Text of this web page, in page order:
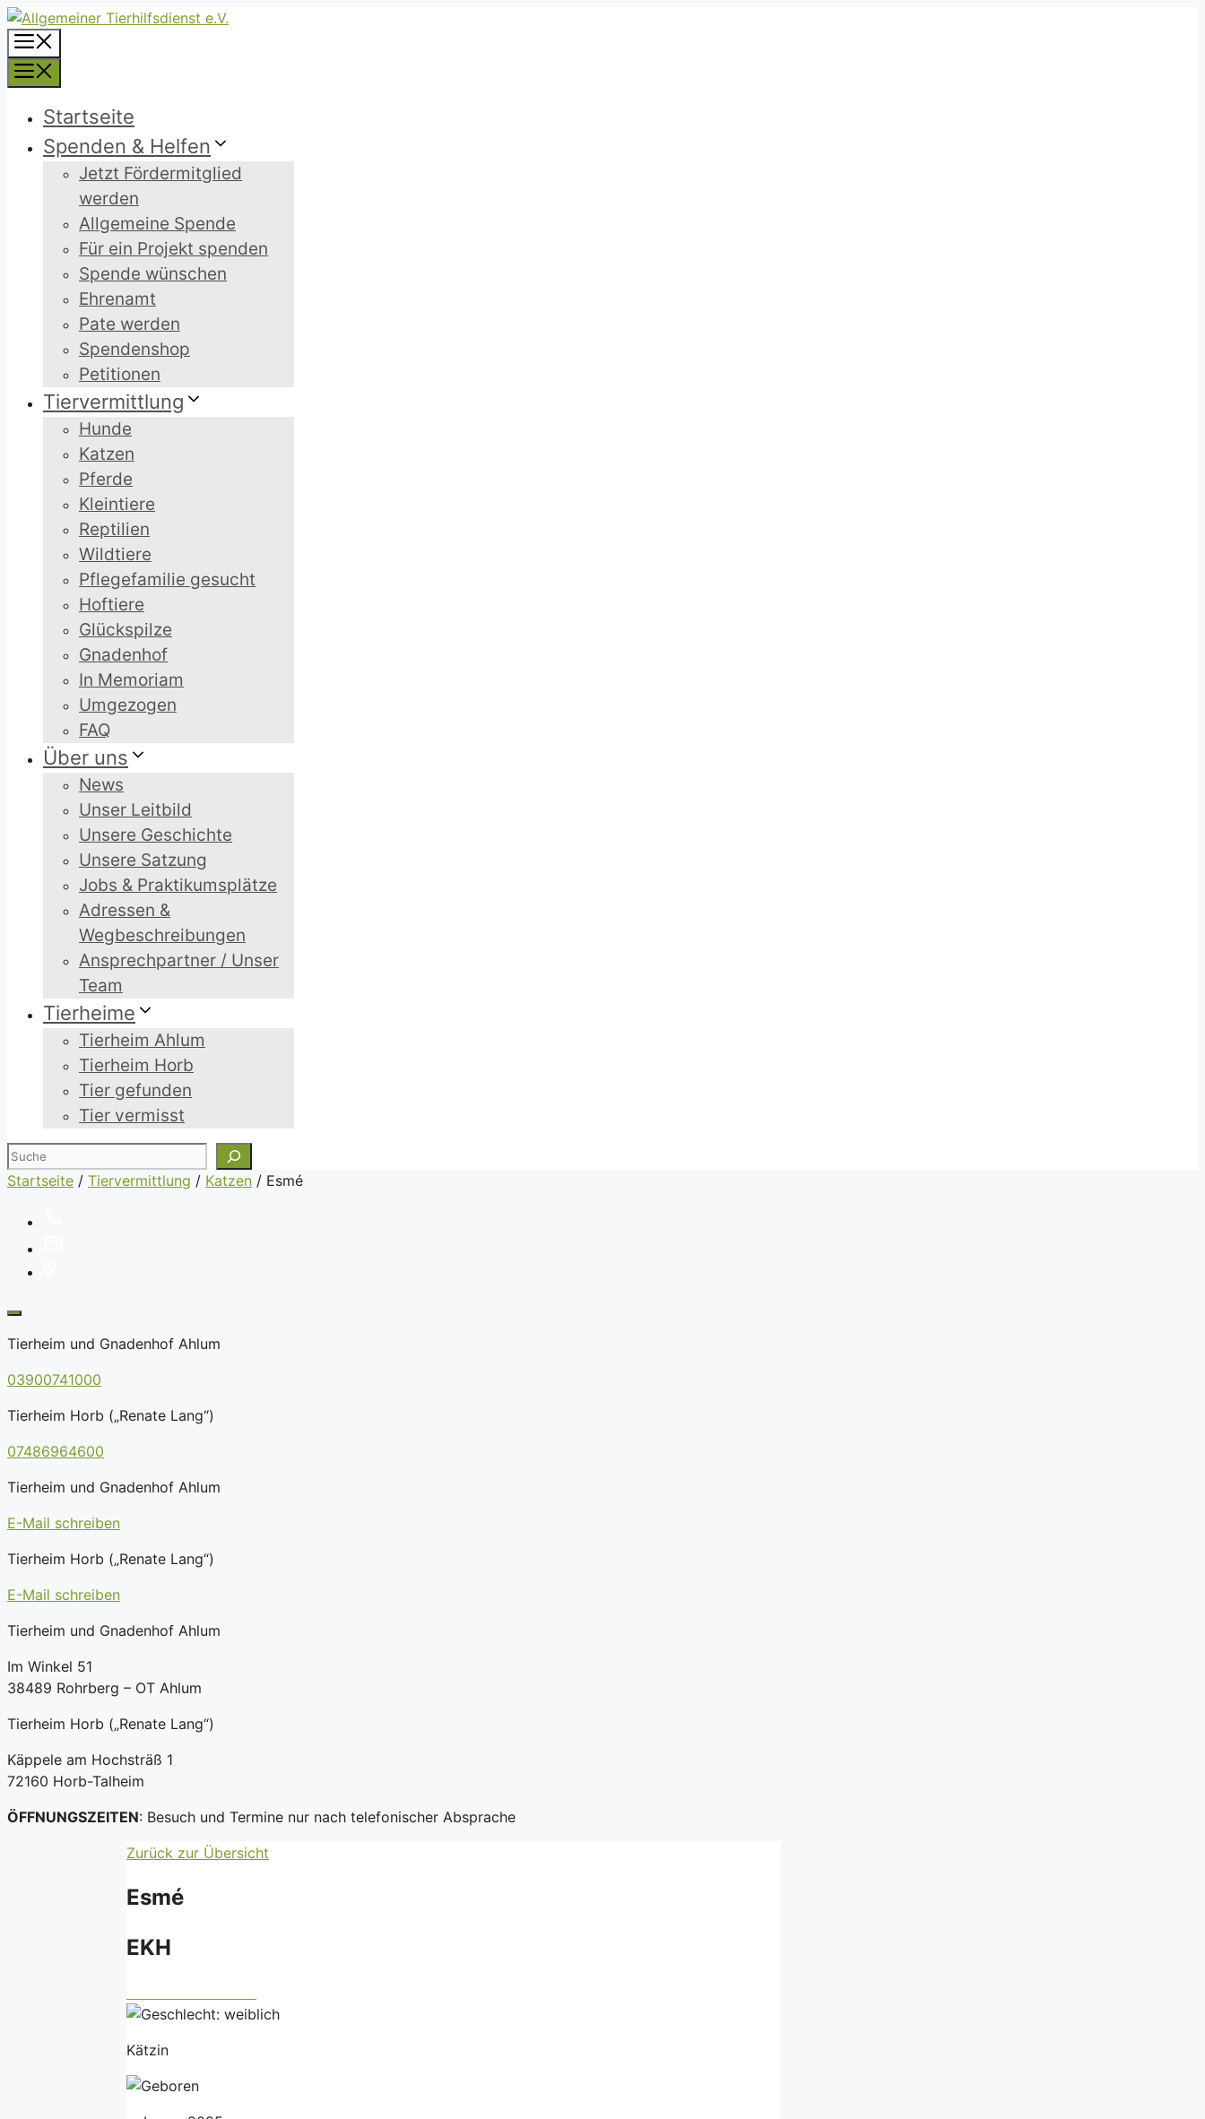
Zum
Inhalt
springen
Startseite
Spenden & Helfen
Jetzt Fördermitglied
werden
Allgemeine Spende
Für ein Projekt spenden
Spende wünschen
Ehrenamt
Pate werden
Spendenshop
Petitionen
Tiervermittlung
Hunde
Katzen
Pferde
Kleintiere
Reptilien
Wildtiere
Pflegefamilie gesucht
Hoftiere
Glückspilze
Gnadenhof
In Memoriam
Umgezogen
FAQ
Über uns
News
Unser Leitbild
Unsere Geschichte
Unsere Satzung
Jobs & Praktikumsplätze
Adressen &
Wegbeschreibungen
Ansprechpartner / Unser
Team
Tierheime
Tierheim Ahlum
Tierheim Horb
Tier gefunden
Tier vermisst
Suchen
Startseite / Tiervermittlung / Katzen / Esmé
Tierheim und Gnadenhof Ahlum
03900741000
Tierheim Horb („Renate Lang“)
07486964600
Tierheim und Gnadenhof Ahlum
E-Mail schreiben
Tierheim Horb („Renate Lang“)
E-Mail schreiben
Tierheim und Gnadenhof Ahlum
Im Winkel 51
38489 Rohrberg – OT Ahlum
Tierheim Horb („Renate Lang“)
Käppele am Hochsträß 1
72160 Horb-Talheim
ÖFFNUNGSZEITEN: Besuch und Termine nur nach telefonischer Absprache
Zurück zur Übersicht
Esmé
EKH
Kätzin